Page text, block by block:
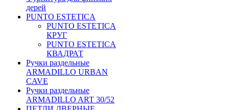
дерей
PUNTO ESTETICA
PUNTO ESTETICA
КРУГ
PUNTO ESTETICA
КВАДРАТ
Ручки раздельные
ARMADILLO URBAN
CAVE
Ручки раздельные
ARMADILLO ART 30/52